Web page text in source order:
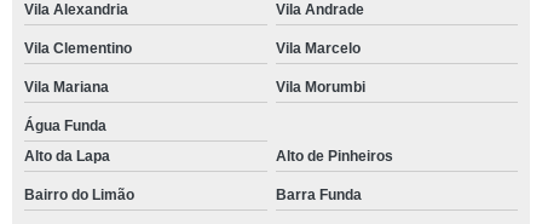
Vila Alexandria Vila Andrade
Vila Clementino Vila Marcelo
Vila Mariana Vila Morumbi
Água Funda
Alto da Lapa
Alto de Pinheiros
Bairro do Limão Barra Funda